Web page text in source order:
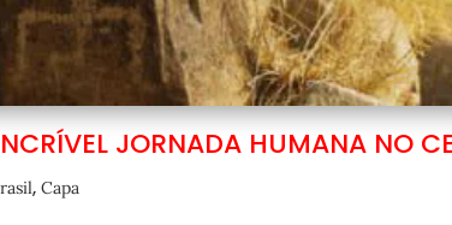
JORNADA HUMANA NO
, Capa